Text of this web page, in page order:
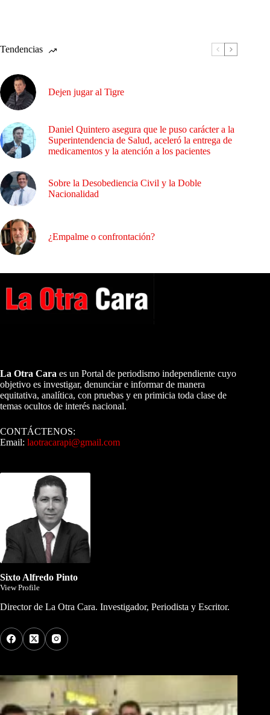
Tendencias
Dejen jugar al Tigre
Daniel Quintero asegura que le puso carácter a la
Superintendencia de Salud, aceleró la entrega de
medicamentos y la atención a los pacientes
Sobre la Desobediencia Civil y la Doble
Nacionalidad
¿Empalme o confrontación?
La Otra Cara es un Portal de periodismo independiente cuyo
objetivo es investigar, denunciar e informar de manera
equitativa, analítica, con pruebas y en primicia toda clase de
temas ocultos de interés nacional.
CONTÁCTENOS:
Email: laotracarapi@gmail.com
Sixto Alfredo Pinto
View Profile
Director de La Otra Cara. Investigador, Periodista y Escritor.